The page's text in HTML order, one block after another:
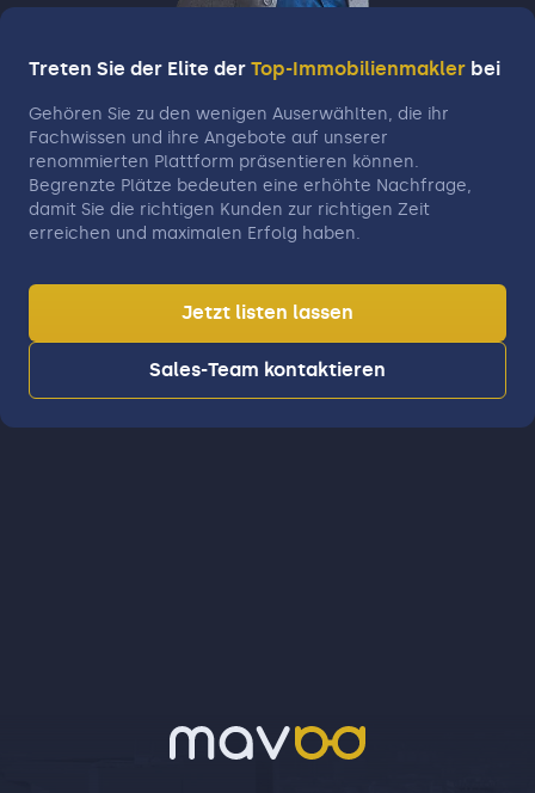
Treten Sie der Elite der Top-Immobilienmakler bei
Gehören Sie zu den wenigen Auserwählten, die ihr
Fachwissen und ihre Angebote auf unserer
renommierten Plattform präsentieren können.
Begrenzte Plätze bedeuten eine erhöhte Nachfrage,
damit Sie die richtigen Kunden zur richtigen Zeit
erreichen und maximalen Erfolg haben.
Jetzt listen lassen
Sales-Team kontaktieren